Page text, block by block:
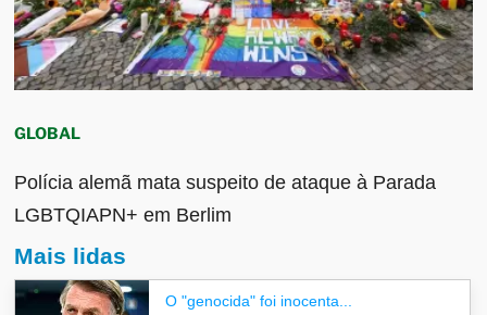
GLOBAL
Polícia alemã mata suspeito de ataque à Parada
LGBTQIAPN+ em Berlim
Mais lidas
O "genocida" foi inocenta...